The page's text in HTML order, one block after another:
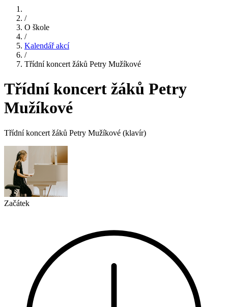
/
O škole
/
Kalendář akcí
/
Třídní koncert žáků Petry Mužíkové
Třídní koncert žáků Petry
Mužíkové
Třídní koncert žáků Petry Mužíkové (klavír)
Začátek